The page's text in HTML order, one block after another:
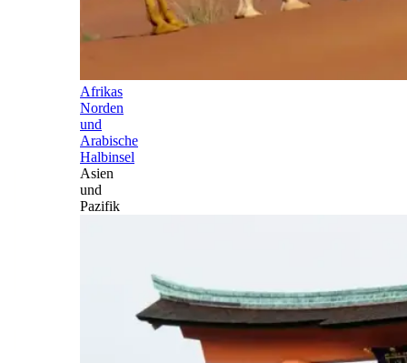
Afrikas
Norden
und
Arabische
Halbinsel
Asien
und
Pazifik